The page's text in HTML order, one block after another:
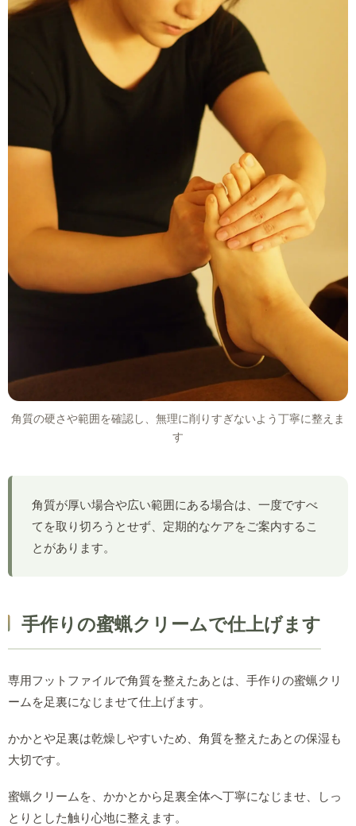
角質の硬さや範囲を確認し、無理に削りすぎないよう丁寧に整えま
す
角質が厚い場合や広い範囲にある場合は、一度ですべ
てを取り切ろうとせず、定期的なケアをご案内するこ
とがあります。
手作りの蜜蝋クリームで仕上げます
専用フットファイルで角質を整えたあとは、手作りの蜜蝋クリ
ームを足裏になじませて仕上げます。
かかとや足裏は乾燥しやすいため、角質を整えたあとの保湿も
大切です。
蜜蝋クリームを、かかとから足裏全体へ丁寧になじませ、しっ
とりとした触り心地に整えます。